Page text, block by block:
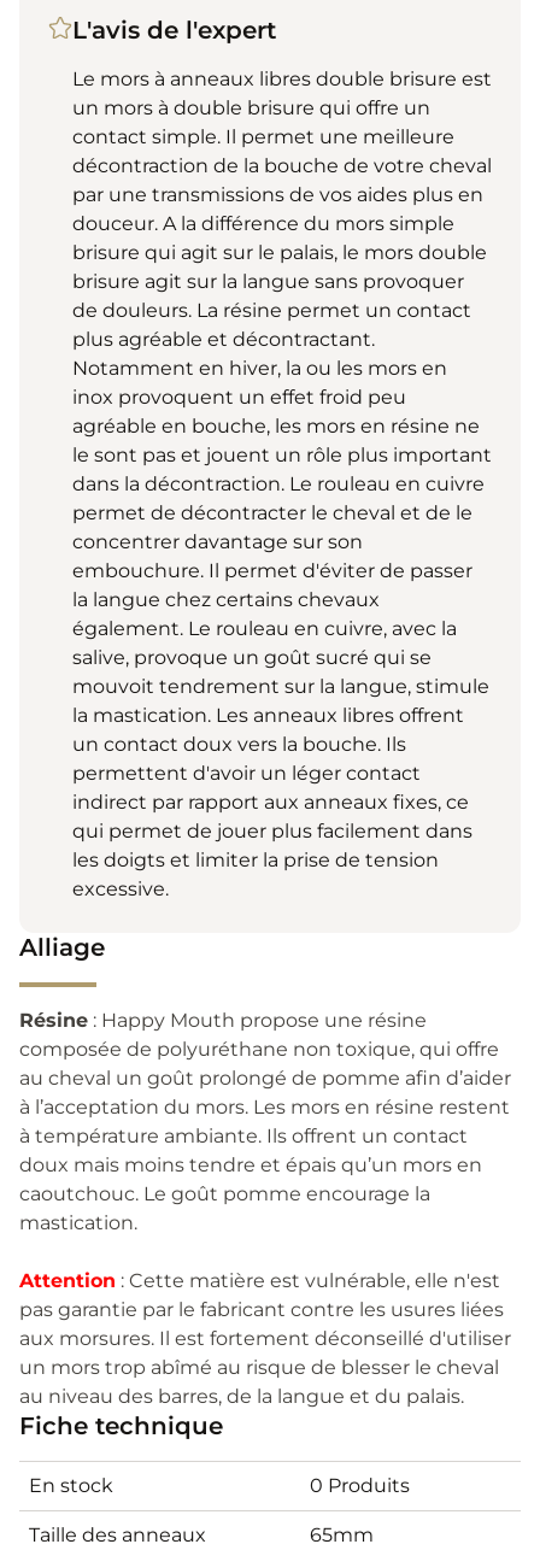
L'avis de l'expert
Le mors à anneaux libres double brisure est
un mors à double brisure qui offre un
contact simple. Il permet une meilleure
décontraction de la bouche de votre cheval
par une transmissions de vos aides plus en
douceur. A la différence du mors simple
brisure qui agit sur le palais, le mors double
brisure agit sur la langue sans provoquer
de douleurs. La résine permet un contact
plus agréable et décontractant.
Notamment en hiver, la ou les mors en
inox provoquent un effet froid peu
agréable en bouche, les mors en résine ne
le sont pas et jouent un rôle plus important
dans la décontraction. Le rouleau en cuivre
permet de décontracter le cheval et de le
concentrer davantage sur son
embouchure. Il permet d'éviter de passer
la langue chez certains chevaux
également. Le rouleau en cuivre, avec la
salive, provoque un goût sucré qui se
mouvoit tendrement sur la langue, stimule
la mastication. Les anneaux libres offrent
un contact doux vers la bouche. Ils
permettent d'avoir un léger contact
indirect par rapport aux anneaux fixes, ce
qui permet de jouer plus facilement dans
les doigts et limiter la prise de tension
excessive.
Alliage
Résine : Happy Mouth propose une résine
composée de polyuréthane non toxique, qui offre
au cheval un goût prolongé de pomme afin d’aider
à l’acceptation du mors. Les mors en résine restent
à température ambiante. Ils offrent un contact
doux mais moins tendre et épais qu’un mors en
caoutchouc. Le goût pomme encourage la
mastication.
Attention : Cette matière est vulnérable, elle n'est
pas garantie par le fabricant contre les usures liées
aux morsures. Il est fortement déconseillé d'utiliser
un mors trop abîmé au risque de blesser le cheval
au niveau des barres, de la langue et du palais.
Fiche technique
En stock 0 Produits
Taille des anneaux 65mm